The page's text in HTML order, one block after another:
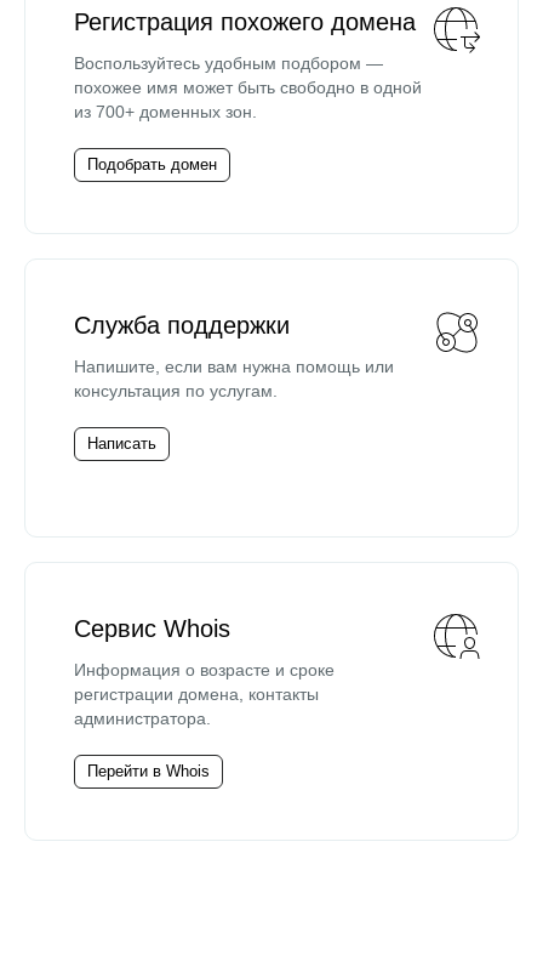
Регистрация похожего домена
Воспользуйтесь удобным подбором —
похожее имя может быть свободно в одной
из 700+ доменных зон.
Подобрать домен
Служба поддержки
Напишите, если вам нужна помощь или
консультация по услугам.
Написать
Сервис Whois
Информация о возрасте и сроке
регистрации домена, контакты
администратора.
Перейти в Whois